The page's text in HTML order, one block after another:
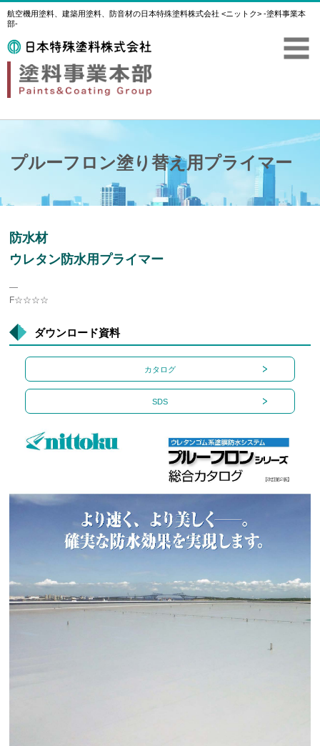
航空機用塗料、建築用塗料、防音材の日本特殊塗料株式会社 <ニットク> -塗料事業本
部-
プルーフロン塗り替え用プライマー
防水材
ウレタン防水用プライマー
―
F☆☆☆☆
ダウンロード資料
カタログ
SDS